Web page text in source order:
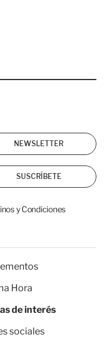
NEWSLETTER
SUSCRÍBETE
y Condiciones
Hora
de interés
sociales